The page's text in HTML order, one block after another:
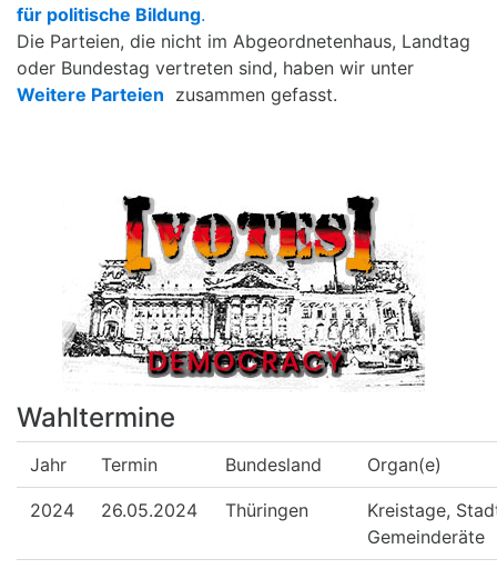
für politische Bildung.
Die Parteien, die nicht im Abgeordnetenhaus, Landtag
oder Bundestag vertreten sind, haben wir unter
Weitere Parteien zusammen gefasst.
Wahltermine
Jahr Termin Bundesland Organ(e)
2024 26.05.2024 Thüringen
Kreistage,
Gemeinderäte